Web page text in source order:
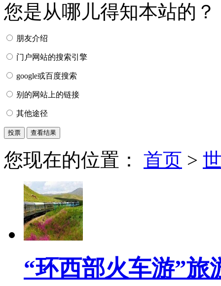
您是从哪儿得知本站的？
朋友介绍
门户网站的搜索引擎
google或百度搜索
别的网站上的链接
其他途径
您现在的位置： 首页 >
“环西部火车游”旅